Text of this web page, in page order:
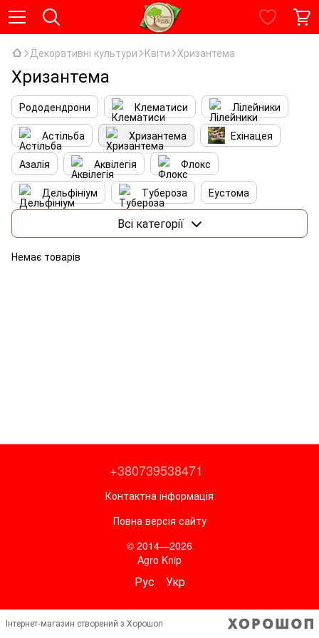
Декоративні культури Квіти Хризантема
Хризантема
Рододендрони Клематиси
Лілейники
Астільба
Хризантема
Ехінацея
Азалія
Аквілегія
Флокс
Дельфініум
Тубероза
Еустома
Чемерники
Герань
Всі категорії
Немає товарів
+380739538471
Контактна інформація
Повна версія сайту
© 2014—2026
Agro Knip
Рус Укр
Інтернет-магазин створений з Хорошоп